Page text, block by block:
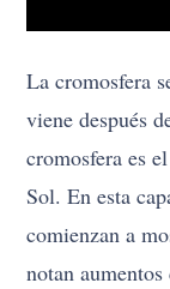
La cromosfera
viene después
cromosfera es
Sol. En esta
comienzan a
notan